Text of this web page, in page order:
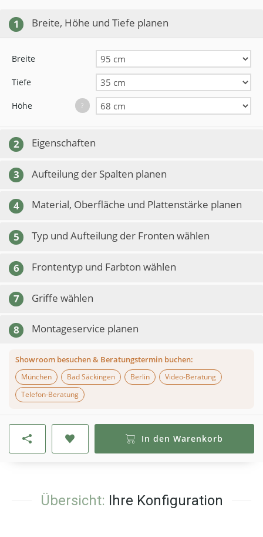
1 Breite, Höhe und Tiefe planen
Breite
Tiefe
Höhe ?
2 Eigenschaften
3 Aufteilung der Spalten planen
4 Material, Oberfläche und Plattenstärke planen
5 Typ und Aufteilung der Fronten wählen
6 Frontentyp und Farbton wählen
7 Griffe wählen
8 Montageservice planen
Showroom besuchen & Beratungstermin buchen:
München
Bad Säckingen Berlin
Video-Beratung
Telefon-Beratung
In den Warenkorb
Übersicht: Ihre Konfiguration